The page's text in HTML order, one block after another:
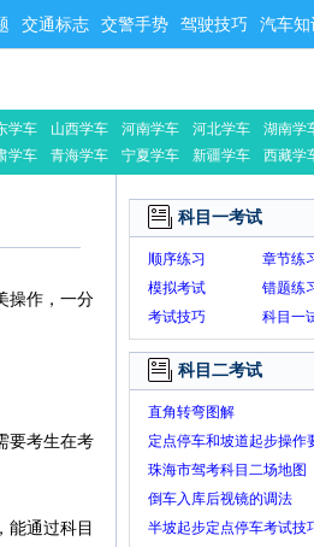
交通标志 交警手势 驾驶技巧 汽车知
学车 山西学车 河南学车 河北学车 湖南学
学车 青海学车 宁夏学车 新疆学车 西藏学
操作，一分
要考生在考
能通过科目
科目一考试
顺序练习 章节练
模拟考试
错题练
考试技巧
科目一
科目二考试
直角转弯图解
定点停车和坡道起步操作
珠海市驾考科目二场地图
倒车入库后视镜的调法
半坡起步定点停车考试技